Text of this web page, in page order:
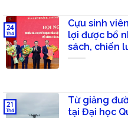
Cựu sinh
lợi được bổ
sách, chiến
24
Th4
Từ giảng
tại Đại học
21
Th4